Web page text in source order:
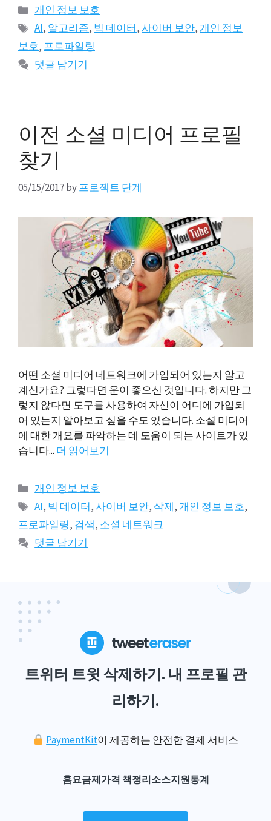
카
테
고
리
개인 정보 보호
태
그
AI, 알고리즘, 빅 데이터,사이버 보안, 개인 정보
보호, 프로파일링
댓글 남기기
이전 소셜 미디어 프로필
찾기
05/15/2017by프로젝트 단계
어떤 소셜 미디어 네트워크에 가입되어 있는지 알고
계신가요? 그렇다면 운이 좋으신 것입니다. 하지만 그
렇지 않다면 도구를 사용하여 자신이 어디에 가입되
어 있는지 알아보고 싶을 수도 있습니다. 소셜 미디어
에 대한 개요를 파악하는 데 도움이 되는 사이트가 있
습니다... 더 읽어보기
카
테
고
리
개인 정보 보호
태
그
AI, 빅 데이터,사이버 보안, 삭제, 개인 정보 보호,
프로파일링, 검색, 소셜 네트워크
댓글 남기기
트위터 트윗 삭제하기. 내 프로필 관
리하기.
PaymentKit이 제공하는 안전한 결제 서비스
홈요금제가격 책정리소스지원통계